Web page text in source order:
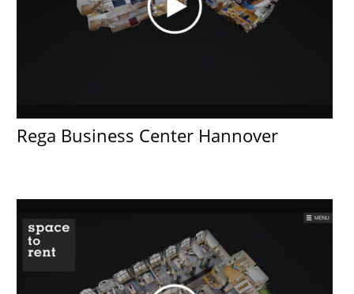
Rega Business Center Hannover